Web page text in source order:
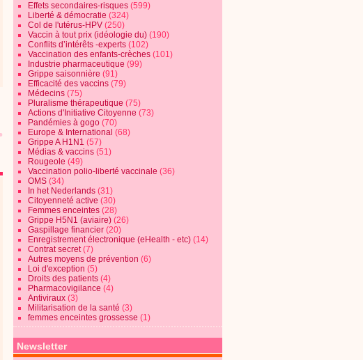
Effets secondaires-risques (599)
Liberté & démocratie (324)
Col de l'utérus-HPV (250)
Vaccin à tout prix (idéologie du) (190)
Conflits d’intérêts -experts (102)
Vaccination des enfants-crèches (101)
Industrie pharmaceutique (99)
Grippe saisonnière (91)
Efficacité des vaccins (79)
Médecins (75)
Pluralisme thérapeutique (75)
Actions d'Initiative Citoyenne (73)
Pandémies à gogo (70)
Europe & International (68)
Grippe A H1N1 (57)
Médias & vaccins (51)
Rougeole (49)
Vaccination polio-liberté vaccinale (36)
OMS (34)
In het Nederlands (31)
Citoyenneté active (30)
Femmes enceintes (28)
Grippe H5N1 (aviaire) (26)
Gaspillage financier (20)
Enregistrement électronique (eHealth - etc) (14)
Contrat secret(7)
Autres moyens de prévention (6)
Loi d'exception (5)
Droits des patients (4)
Pharmacovigilance (4)
Antiviraux (3)
Militarisation de la santé (3)
femmes enceintes grossesse (1)
Newsletter